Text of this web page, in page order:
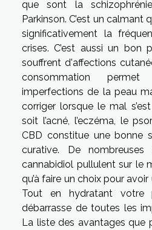
que sont la
Parkinson. C’est un calmant
significativement la
crises. C’est aussi un bon
souffrent d'affections
consommation
imperfections de la peau
corriger lorsque le mal
soit l’acné, l’eczéma, le
CBD constitue une bonne
curative. De
cannabidiol pullulent sur le
qu’à faire un choix pour
Tout en hydratant votre
débarrasse de toutes les
La liste des avantages que